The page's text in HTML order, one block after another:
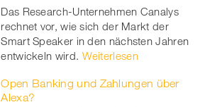
Das Research-Unternehmen Canalys
rechnet vor, wie sich der Markt der
Smart Speaker in den nächsten Jahren
entwickeln wird. Weiterlesen
Open Banking und Zahlungen über
Alexa?